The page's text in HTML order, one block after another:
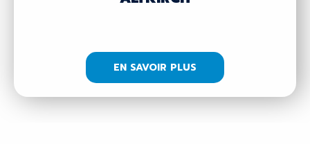
EN SAVOIR PLUS